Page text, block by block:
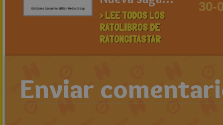
> LEE TODOS LOS
RATOLIBROS DE
RATONCITASTAR
30-
Enviar